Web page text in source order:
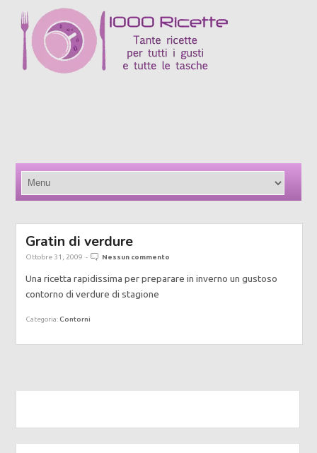
Gratin di verdure
Ottobre 31, 2009 - Nessun commento
Una ricetta rapidissima per preparare in inverno un gustoso
contorno di verdure di stagione
Categoria:Contorni